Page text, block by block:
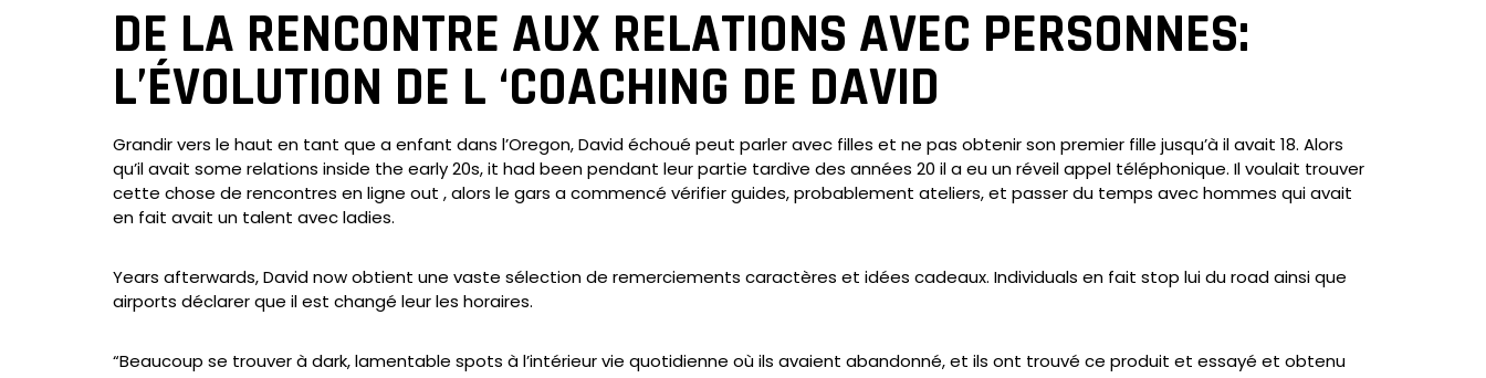
DE LA RENCONTRE AUX RELATIONS AVEC PERSONNES:
L’ÉVOLUTION DE L ‘COACHING DE DAVID
Grandir vers le haut en tant que a enfant dans l’Oregon, David échoué peut parler avec filles et ne pas obtenir son premier fille jusqu’à il avait 18. Alors
qu’il avait some relations inside the early 20s, it had been pendant leur partie tardive des années 20 il a eu un réveil appel téléphonique. Il voulait trouver
cette chose de rencontres en ligne out , alors le gars a commencé vérifier guides, probablement ateliers, et passer du temps avec hommes qui avait
en fait avait un talent avec ladies.
Years afterwards, David now obtient une vaste sélection de remerciements caractères et idées cadeaux. Individuals en fait stop lui du road ainsi que
airports déclarer que il est changé leur les horaires.
“Beaucoup se trouver à dark, lamentable spots à l’intérieur vie quotidienne où ils avaient abandonné, et ils ont trouvé ce produit et essayé et obtenu